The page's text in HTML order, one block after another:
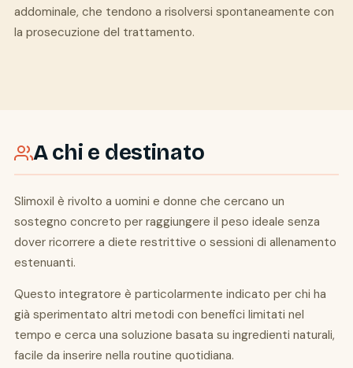
addominale, che tendono a risolversi spontaneamente con
la prosecuzione del trattamento.
A chi e destinato
Slimoxil è rivolto a uomini e donne che cercano un
sostegno concreto per raggiungere il peso ideale senza
dover ricorrere a diete restrittive o sessioni di allenamento
estenuanti.
Questo integratore è particolarmente indicato per chi ha
già sperimentato altri metodi con benefici limitati nel
tempo e cerca una soluzione basata su ingredienti naturali,
facile da inserire nella routine quotidiana.